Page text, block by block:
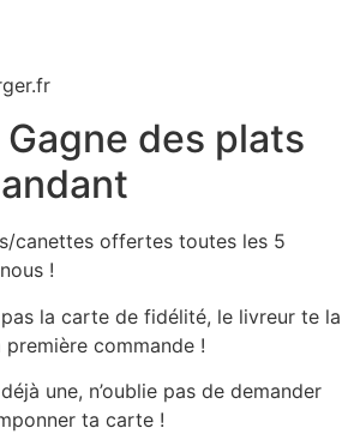
des plats
canettes offertes toutes les 5
!
la carte de fidélité, le livreur te la
commande !
une, n’oublie pas de demander
ta carte !